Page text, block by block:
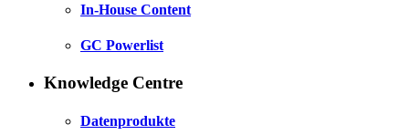
In-House Content
GC Powerlist
Knowledge Centre
Datenprodukte